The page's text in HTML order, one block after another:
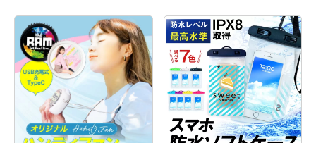
ど様々な業界に人気です。 短納期・
小ロットでの対応も可能ですのでご
不明点がありましたら、個人のお客
様から企業・業者のかた問わずお気
軽にご相談ください。